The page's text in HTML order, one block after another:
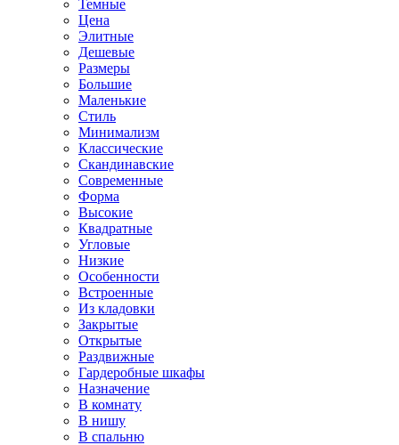
Темные
Цена
Элитные
Дешевые
Размеры
Большие
Маленькие
Стиль
Минимализм
Классические
Скандинавские
Современные
Форма
Высокие
Квадратные
Угловые
Низкие
Особенности
Встроенные
Из кладовки
Закрытые
Открытые
Раздвижные
Гардеробные шкафы
Назначение
В комнату
В нишу
В спальню